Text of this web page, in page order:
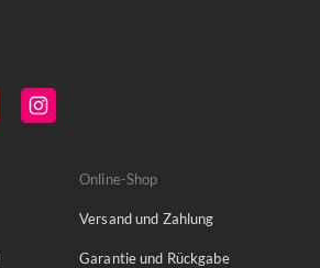
Online-Shop
Versand und Zahlung
Garantie und Rückgabe